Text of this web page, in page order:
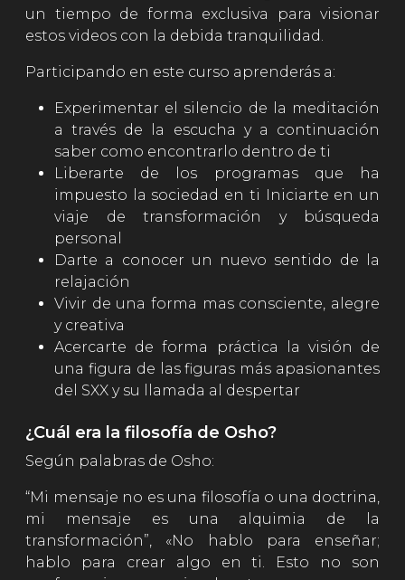
un tiempo de forma exclusiva para visionar
estos videos con la debida tranquilidad.
Participando en este curso aprenderás a:
Experimentar el silencio de la meditación
a través de la escucha y a continuación
saber como encontrarlo dentro de ti
Liberarte de los programas que ha
impuesto la sociedad en ti Iniciarte en un
viaje de transformación y búsqueda
personal
Darte a conocer un nuevo sentido de la
relajación
Vivir de una forma mas consciente, alegre
y creativa
Acercarte de forma práctica la visión de
una figura de las figuras más apasionantes
del SXX y su llamada al despertar
¿Cuál era la filosofía de Osho?
Según palabras de Osho:
“Mi mensaje no es una filosofía o una doctrina,
mi mensaje es una alquimia de la
transformación”, «No hablo para enseñar;
hablo para crear algo en ti. Esto no son